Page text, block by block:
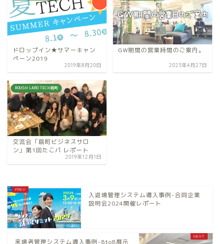
ドロップイン★サマーキャン
ペーン2019
2019年8月20日
GW期間の営業時間のご案内。
2023年4月27日
ROUGH LABO TECH扇町
交流会「扇町ビジネスサロ
ン」第1回たこパ レポート
2019年12月1日
入退場管理システム導入事例-合同企業
説明会2024開催レポート
来場者管理システム導入事例-BtoB展示